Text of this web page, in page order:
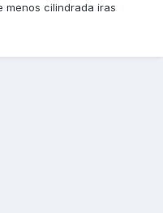
menos cilindrada iras